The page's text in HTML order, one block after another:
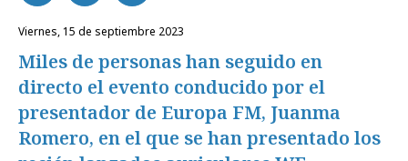
viernes, 15 de septiembre 2023
Miles de personas han seguido en
directo el evento conducido por el
presentador de Europa FM, Juanma
Romero, en el que se han presentado los